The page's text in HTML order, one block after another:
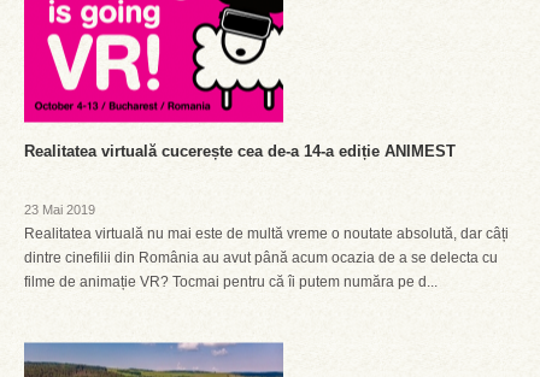
Realitatea virtuală cucerește cea de-a 14-a ediție ANIMEST
23 Mai 2019
Realitatea virtuală nu mai este de multă vreme o noutate absolută, dar câți
dintre cinefilii din România au avut până acum ocazia de a se delecta cu
filme de animație VR? Tocmai pentru că îi putem număra pe d...